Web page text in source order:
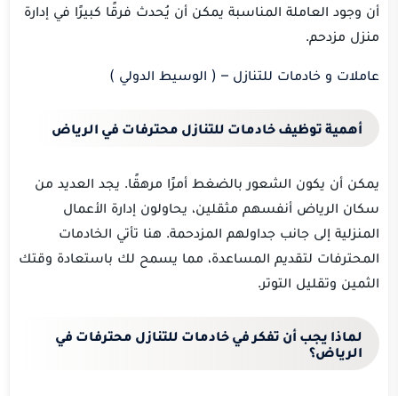
أن وجود العاملة المناسبة يمكن أن يُحدث فرقًا كبيرًا في إدارة
منزل مزدحم.
عاملات و خادمات للتنازل – ( الوسيط الدولي )
أهمية توظيف خادمات للتنازل محترفات في الرياض
يمكن أن يكون الشعور بالضغط أمرًا مرهقًا. يجد العديد من
سكان الرياض أنفسهم مثقلين، يحاولون إدارة الأعمال
المنزلية إلى جانب جداولهم المزدحمة. هنا تأتي الخادمات
المحترفات لتقديم المساعدة، مما يسمح لك باستعادة وقتك
الثمين وتقليل التوتر.
لماذا يجب أن تفكر في خادمات للتنازل محترفات في
الرياض؟